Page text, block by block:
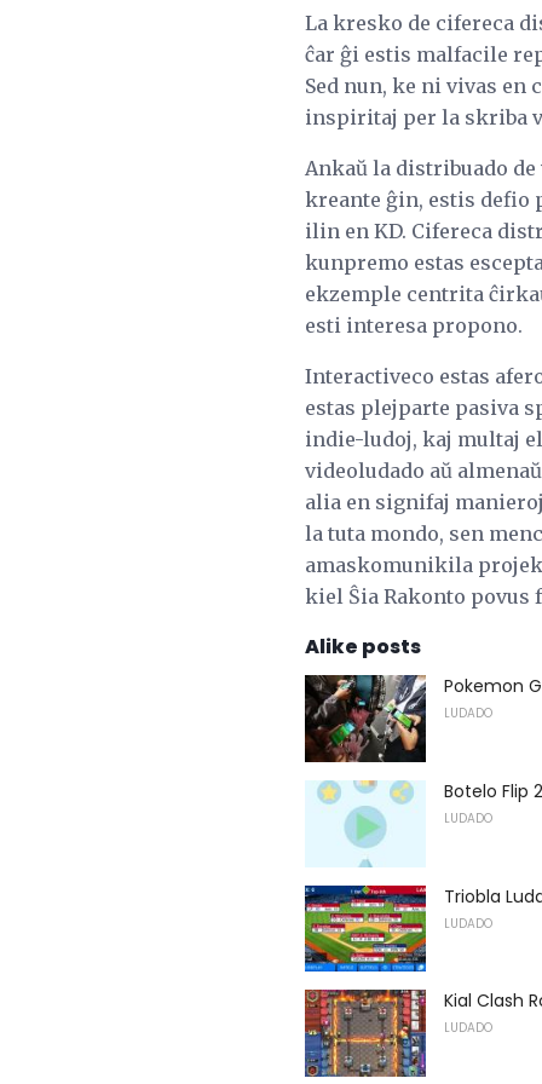
La kresko de cifereca
ĉar ĝi estis malfacile
Sed nun, ke ni vivas
inspiritaj per la skriba
Ankaŭ la distribuado de
kreante ĝin, estis defio
ilin en KD. Cifereca
kunpremo estas
ekzemple centrita
esti interesa propono.
Interactiveco estas
estas plejparte pasiva
indie-ludoj, kaj multaj
videoludado aŭ
alia en signifaj
la tuta mondo, sen
amaskomunikila
kiel Ŝia Rakonto povus
Alike posts
Pokemon
LUDADO
Botelo Flip
LUDADO
Triobla
LUDADO
Kial Clash
LUDADO